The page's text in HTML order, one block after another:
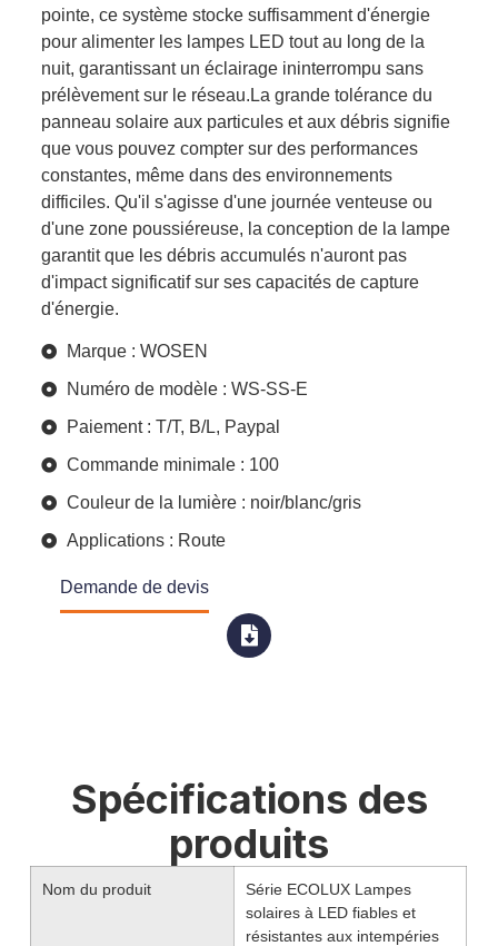
pointe, ce système stocke suffisamment d'énergie
pour alimenter les lampes LED tout au long de la
nuit, garantissant un éclairage ininterrompu sans
prélèvement sur le réseau.La grande tolérance du
panneau solaire aux particules et aux débris signifie
que vous pouvez compter sur des performances
constantes, même dans des environnements
difficiles. Qu'il s'agisse d'une journée venteuse ou
d'une zone poussiéreuse, la conception de la lampe
garantit que les débris accumulés n'auront pas
d'impact significatif sur ses capacités de capture
d'énergie.
Marque : WOSEN
Numéro de modèle : WS-SS-E
Paiement : T/T, B/L, Paypal
Commande minimale : 100
Couleur de la lumière : noir/blanc/gris
Applications : Route
Demande de devis
Spécifications des
produits
Nom du produit
Série ECOLUX Lampes
solaires à LED fiables et
résistantes aux intempéries